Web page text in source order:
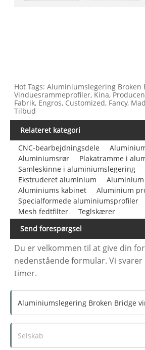
Hot Tags: Aluminiumslegering Broken
Vinduesrammeprofiler, Kina,
Fabrik, Engros, Customized, Fancy,
Tilbud
Relateret kategori
CNC-bearbejdningsdele
Aluminiumsrør
Plakatramme i
Samleskinne i aluminiumslegering
Ekstruderet aluminium
Aluminiums kabinet
Aluminium
Specialformede aluminiumsprofiler
Mesh fedtfilter
Teglskærer
Send forespørgsel
Du er velkommen til at give din
nedenstående formular. Vi
timer.